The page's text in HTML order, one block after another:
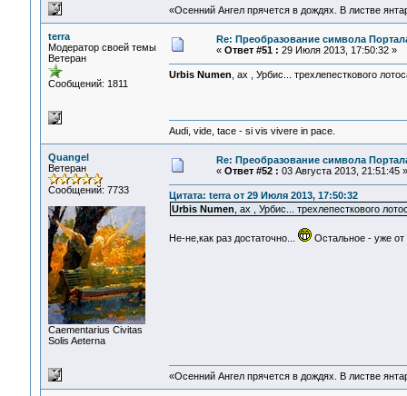
«Осенний Ангел прячется в дождях. В листве
terra
Модератор своей темы
Ветеран
Сообщений: 1811
Re: Преобразование символа
« Ответ #51 : 29 Июля 2013, 17:50:32 »
Urbis Numen , ах , Урбис... трехлепесткового
Audi, vide, tace - si vis vivere in pace.
Quangel
Ветеран
Сообщений: 7733
Сaementarius Civitas
Solis Aeterna
Re: Преобразование символа
« Ответ #52 : 03 Августа 2013, 21:51:45 »
Цитата: terra от 29 Июля 2013, 17:50:32
Urbis Numen , ах , Урбис... трехлепесткового
Не-не,как раз достаточно... Остальное - уже от
«Осенний Ангел прячется в дождях. В листве